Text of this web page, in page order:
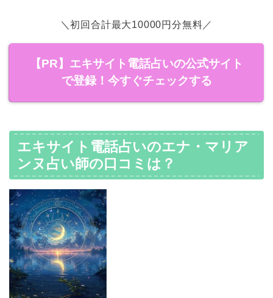
＼初回合計最大10000円分無料／
【PR】エキサイト電話占いの公式サイト
で登録！今すぐチェックする
エキサイト電話占いのエナ・マリア
ンヌ占い師の口コミは？